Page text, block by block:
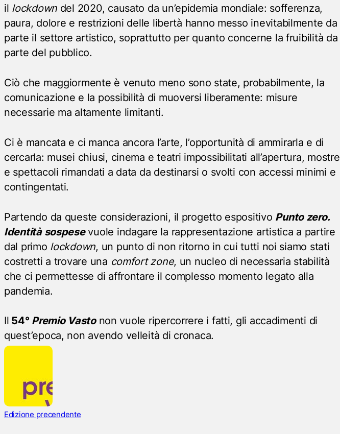
il lockdown del 2020, causato da un’epidemia mondiale: sofferenza,
paura, dolore e restrizioni delle libertà hanno messo inevitabilmente da
parte il settore artistico, soprattutto per quanto concerne la fruibilità da
parte del pubblico.
Ciò che maggiormente è venuto meno sono state, probabilmente, la
comunicazione e la possibilità di muoversi liberamente: misure
necessarie ma altamente limitanti.
Ci è mancata e ci manca ancora l’arte, l’opportunità di ammirarla e di
cercarla: musei chiusi, cinema e teatri impossibilitati all’apertura, mostre
e spettacoli rimandati a data da destinarsi o svolti con accessi minimi e
contingentati.
Partendo da queste considerazioni, il progetto espositivo Punto zero.
Identità sospesevuole indagare la rappresentazione artistica a partire
dal primo lockdown, un punto di non ritorno in cui tutti noi siamo stati
costretti a trovare una comfort zone, un nucleo di necessaria stabilità
che ci permettesse di affrontare il complesso momento legato alla
pandemia.
Il 54° Premio Vastonon vuole ripercorrere i fatti, gli accadimenti di
quest’epoca, non avendo velleità di cronaca.
Edizione precendente